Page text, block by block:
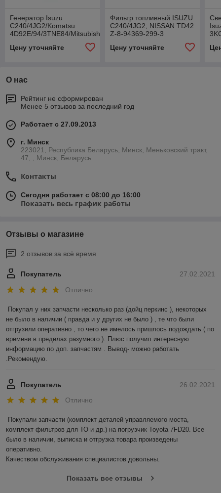
Генератор Isuzu
C240/4JG2/Komatsu
4D92E/94/3TNE84/Mitsubishi
(12V/40A) 5812003411
Цену уточняйте
Фильтр топливный ISUZU
C240/4JG2; NISSAN TD42
Z-8-94369-299-3
Цену уточняйте
О нас
Рейтинг не сформирован
Менее 5 отзывов за последний год
Работает с 27.09.2013
г. Минск
223021, Республика Беларусь, Минск, Меньковский тракт,
47, , Минск, Беларусь
Контакты
Сегодня работает с 08:00 до 16:00
Показать весь график работы
Отзывы о магазине
2 отзывов за всё время
27.02.2021
Покупатель
Отлично
Покупал у них запчасти несколько раз (дойц перкинс ), некоторых
не было в наличии ( правда и у других не было ) , те что были
отгрузили оперативно , то чего не имелось пришлось подождать ( по
времени в пределах разумного ). Плюс получил интересную
информацию по доп. запчастям . Вывод- можно работать
.Рекомендую.
26.02.2021
Покупатель
Отлично
Покупали запчасти (комплект деталей управляемого моста,
комплект фильтров для ТО и др.) на погрузчик Toyota 7FD20. Все
было в наличии, выписка и отгрузка товара произведены
оперативно.
Качеством обслуживания специалистов довольны.
Показать все отзывы